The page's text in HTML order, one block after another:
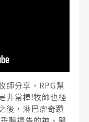
師分享，RPG幫
非常棒!牧師也經
後，淋巴瘤奇蹟